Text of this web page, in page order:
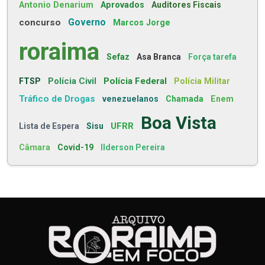
Antonio Denarium Aprovados Auditores Fiscais
concurso Governo Marcos Jorge
roraima Sefaz Asa Branca Força tarefa
FTSP Polícia Civil Polícia Federal Polícia Militar
Tráfico de Drogas venezuelanos Chamada Enem
Lista de Espera Sisu UFRR Boa Vista
Câmara Covid-19 Ilderson Pereira